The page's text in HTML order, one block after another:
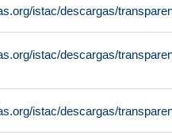
istac/descargas/
istac/descargas/
istac/descargas/